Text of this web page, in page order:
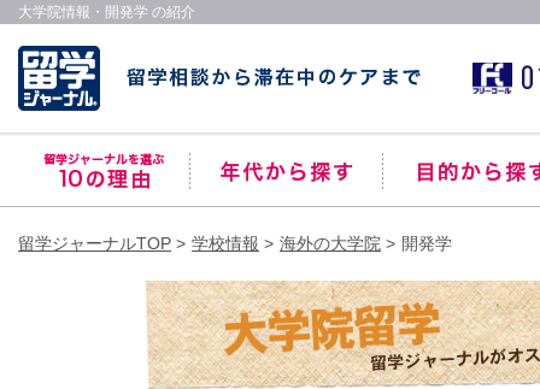
大学院情報・開発学 の紹介
留学ジャーナルTOP 学校情報 海外の大学院 開発学